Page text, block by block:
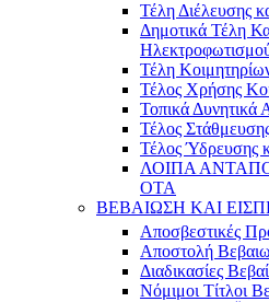
Τέλη Διέλευσης
Δημοτικά Τέλη
Τέλη
Τέλος Χρήσης
Τοπικά Δυνητικά
Τέλος
Τέλος Ύδρευσης
ΛΟΙΠΑ
ΟΤΑ
ΒΕΒΑΙΩΣΗ ΚΑΙ
Αποσβεστικές
Αποστολή
Διαδικασίες
Νόμιμοι Τίτλοι